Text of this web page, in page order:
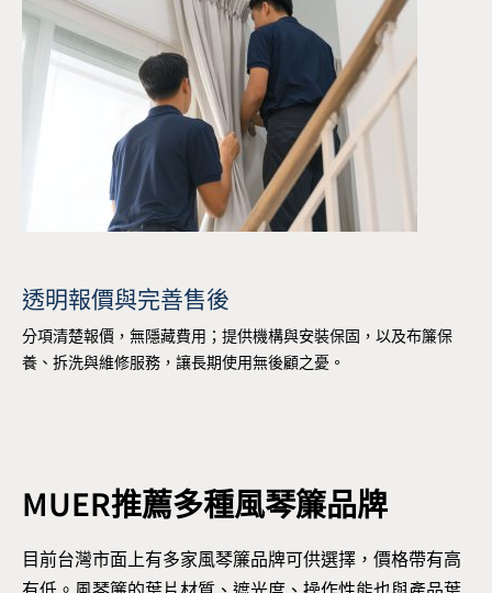
透明報價與完善售後
分項清楚報價，無隱藏費用；提供機構與安裝保固，以及布簾保
養、拆洗與維修服務，讓長期使用無後顧之憂。
MUER推薦多種風琴簾品牌
目前台灣市面上有多家風琴簾品牌可供選擇，價格帶有高